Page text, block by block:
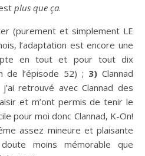
plus que ça.
(purement et simplement LE
l’adaptation est encore une
en tout et pour tout dix
de l’épisode 52) ; 3) Clannad
retrouvé avec Clannad des
et m’ont permis de tenir le
pour moi donc Clannad, K-On!
assez mineure et plaisante
moins mémorable que